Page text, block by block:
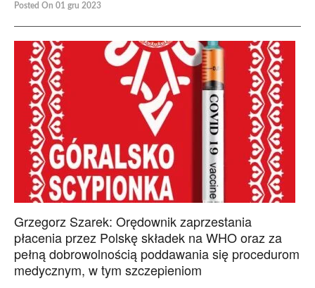
Posted On 01 gru 2023
Grzegorz Szarek: Orędownik zaprzestania
płacenia przez Polskę składek na WHO oraz za
pełną dobrowolnością poddawania się procedurom
medycznym, w tym szczepieniom